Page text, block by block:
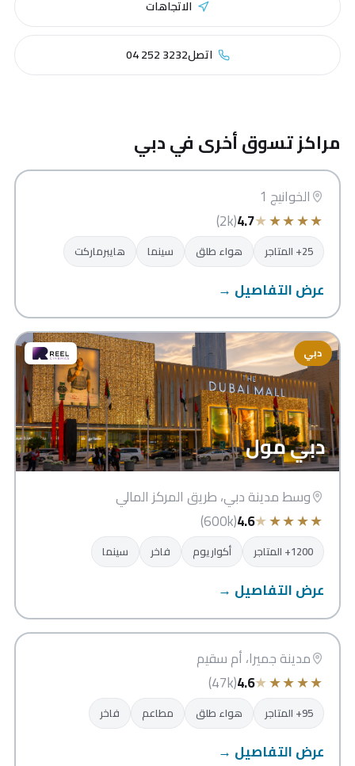
الاتجاهات
اتصل04 252 3232
مراكز تسوق أخرى في دبي
دبي
الخوانيج ووك
الخوانيج 1
★
★
★
★
★
4.7
(2k)
25+ المتاجر هواء طلق سينما هايبرماركت
عرض التفاصيل →
دبي
دبي مول
وسط مدينة دبي، طريق المركز المالي
★
★
★
★
★
4.6
(600k)
1200+ المتاجر أكواريوم فاخر سينما
عرض التفاصيل →
دبي
سوق مدينة جميرا
مدينة جميرا، أم سقيم
★
★
★
★
★
4.6
(47k)
95+ المتاجر هواء طلق مطاعم فاخر
عرض التفاصيل →